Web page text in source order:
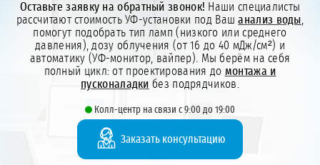
Оставьте заявку на обратный звонок! Наши специалисты
рассчитают стоимость УФ-установки под Вашанализ воды
помогут подобрать тип ламп (низкого или среднего
давления), дозу облучения (от 16 до 40 мДж/см²) и
автоматику (УФ-монитор, вайпер). Мы берём на себя
полный цикл: от проектирования до монтажа и
пусконаладки без подрядчиков.
Колл-центр на связи с 9:00 до 19:00
Заказать консультацию